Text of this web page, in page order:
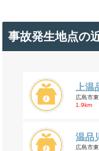
事故発生地点の
上
広島市
1.9km
温品
広島市